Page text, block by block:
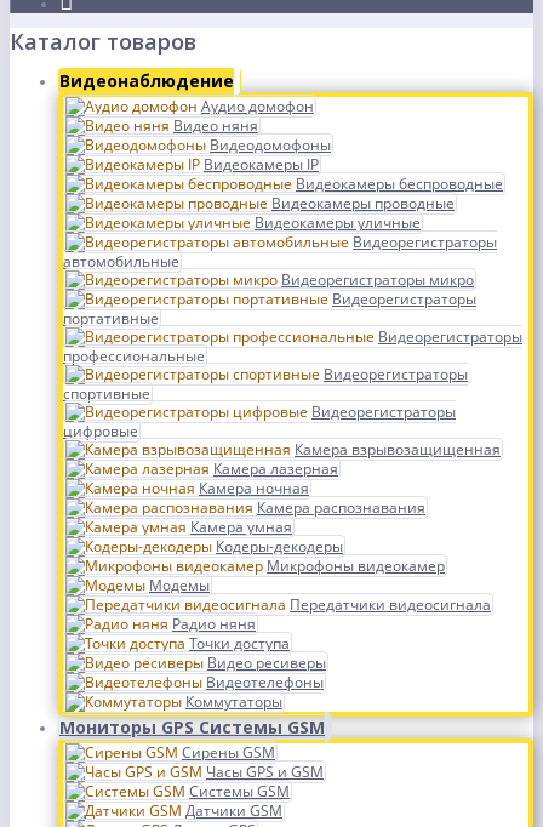
Каталог товаров
Видеонаблюдение
Аудио домофон
Видео няня
Видеодомофоны
Видеокамеры IP
Видеокамеры беспроводные
Видеокамеры проводные
Видеокамеры уличные
Видеорегистраторы
автомобильные
Видеорегистраторы микро
Видеорегистраторы
портативные
Видеорегистраторы
профессиональные
Видеорегистраторы
спортивные
Видеорегистраторы
цифровые
Камера взрывозащищенная
Камера лазерная
Камера ночная
Камера распознавания
Камера умная
Кодеры-декодеры
Микрофоны видеокамер
Модемы
Передатчики видеосигнала
Радио няня
Точки доступа
Видео ресиверы
Видеотелефоны
Коммутаторы
Мониторы GPS Системы GSM
Сирены GSM
Часы GPS и GSM
Системы GSM
Датчики GSM